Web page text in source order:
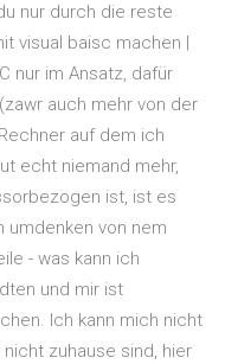
nur durch die reste
visual baisc machen |
nur im Ansatz, dafür
auch mehr von der
auf dem ich
echt niemand mehr,
ist, ist es
umdenken von nem
- was kann ich
und mir ist
Ich kann mich nicht
zuhause sind, hier